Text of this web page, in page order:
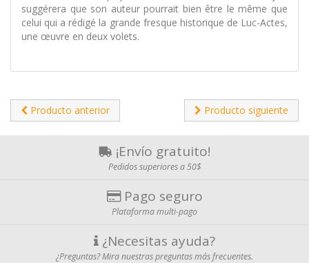
suggérera que son auteur pourrait bien être le même que
celui qui a rédigé la grande fresque historique de Luc-Actes,
une œuvre en deux volets.
Producto anterior Producto siguiente
¡Envío gratuito!
Pedidos superiores a 50$
Pago seguro
Plataforma multi-pago
¿Necesitas ayuda?
¿Preguntas? Mira nuestras preguntas más frecuentes.